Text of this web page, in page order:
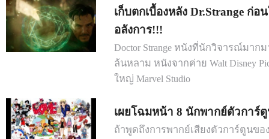
เก็บตกเบื้องหลัง Dr.Strange ก่อ
อลังการ!!!
Doctor Strange หนังที่นักวิจารณ์มาก
ล้นหลาม หนังจากค่าย Walt Disney
ใหญ่ Marvel Studio
เผยโฉมหน้า 8 นักพากย์ตัวการ์
ถ้าพูดถึงการพากย์เสียงตัวการ์ตูนขอ